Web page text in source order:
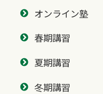
オンライン塾
春期講習
夏期講習
冬期講習